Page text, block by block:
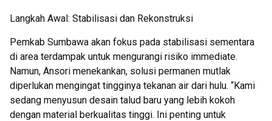
Langkah Awal: Stabilisasi dan Rekonstruksi
Pemkab Sumbawa akan fokus pada stabilisasi sementara
di area terdampak untuk mengurangi risiko immediate.
Namun, Ansori menekankan, solusi permanen mutlak
diperlukan mengingat tingginya tekanan air dari hulu. “Kami
sedang menyusun desain talud baru yang lebih kokoh
dengan material berkualitas tinggi. Ini penting untuk